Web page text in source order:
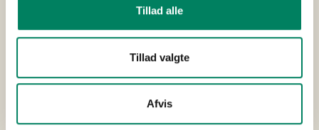
Tillad alle
Tillad valgte
Afvis